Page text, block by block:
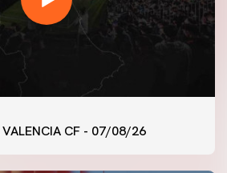
VALENCIA CF - 07/08/26